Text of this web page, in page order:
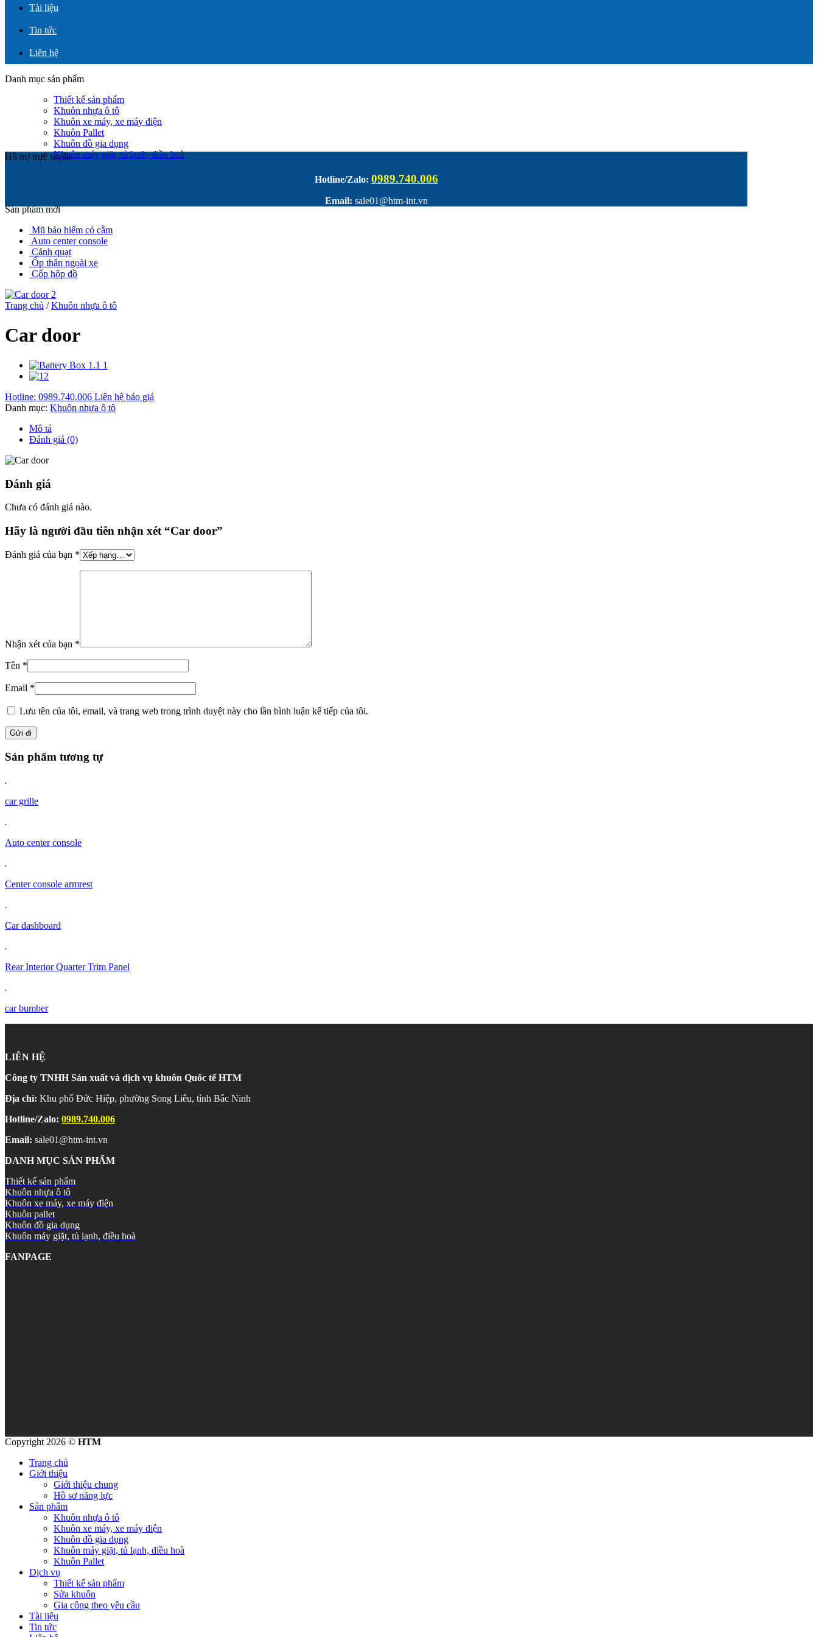
Tài liệu
Tin tức
Liên hệ
Danh mục sản phẩm
Thiết kế sản phẩm
Khuôn nhựa ô tô
Khuôn xe máy, xe máy điện
Khuôn Pallet
Khuôn đồ gia dụng
Khuôn máy giặt, tủ lạnh, điều hoà
Hỗ trợ trực tuyến
Hotline/Zalo: 0989.740.006
Email: sale01@htm-int.vn
Sản phẩm mới
Mũ bảo hiểm có cằm
Auto center console
Cánh quạt
Ốp thân ngoài xe
Cốp hộp đồ
Trang chủ / Khuôn nhựa ô tô
Car door
Hotline: 0989.740.006 Liên hệ báo giá
Danh mục: Khuôn nhựa ô tô
Mô tả
Đánh giá (0)
Đánh giá
Chưa có đánh giá nào.
Hãy là người đầu tiên nhận xét “Car door”
Đánh giá của bạn *
Nhận xét của bạn *
Tên *
Email *
Lưu tên của tôi, email, và trang web trong trình duyệt này cho lần bình luận kế tiếp của tôi.
Sản phẩm tương tự
car grille
Auto center console
Center console armrest
Car dashboard
Rear Interior Quarter Trim Panel
car bumber
LIÊN HỆ
Công ty TNHH Sản xuất và dịch vụ khuôn Quốc tế HTM
Địa chỉ: Khu phố Đức Hiệp, phường Song Liễu, tỉnh Bắc Ninh
Hotline/Zalo: 0989.740.006
Email: sale01@htm-int.vn
DANH MỤC SẢN PHẨM
Thiết kế sản phẩm
Khuôn nhựa ô tô
Khuôn xe máy, xe máy điện
Khuôn pallet
Khuôn đồ gia dụng
Khuôn máy giặt, tủ lạnh, điều hoà
FANPAGE
Copyright 2026 © HTM
Trang chủ
Giới thiệu
Giới thiệu chung
Hồ sơ năng lực
Sản phẩm
Khuôn nhựa ô tô
Khuôn xe máy, xe máy điện
Khuôn đồ gia dụng
Khuôn máy giặt, tủ lạnh, điều hoà
Khuôn Pallet
Dịch vụ
Thiết kế sản phẩm
Sửa khuôn
Gia công theo yêu cầu
Tài liệu
Tin tức